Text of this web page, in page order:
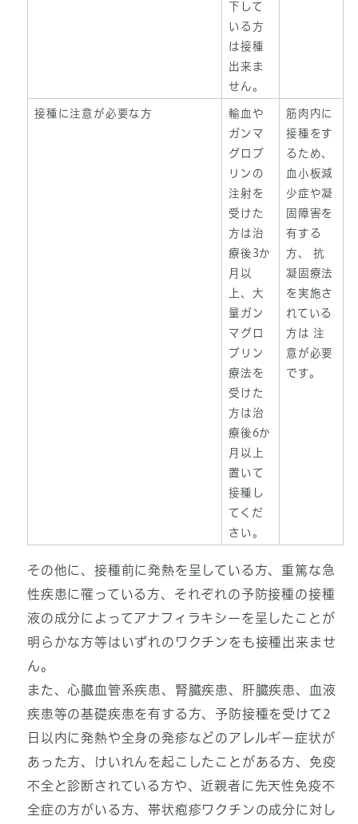
下して
いる方
は接種
出来ま
せん。
接種に注意が必要な方
輸血や
ガンマ
グロブ
リンの
注射を
受けた
方は治
療後3か
月以
上、大
量ガン
マグロ
ブリン
療法を
受けた
方は治
療後6か
月以上
置いて
接種し
てくだ
さい。
筋肉内に
接種をす
るため、
血小板減
少症や凝
固障害を
有する
方、 抗
凝固療法
を実施さ
れている
方は 注
意が必要
です。
その他に、接種前に発熱を呈している方、重篤な急
性疾患に罹っている方、それぞれの予防接種の接種
液の成分によってアナフィラキシーを呈したことが
明らかな方等はいずれのワクチンをも接種出来ませ
ん。
また、心臓血管系疾患、腎臓疾患、肝臓疾患、血液
疾患等の基礎疾患を有する方、予防接種を受けて2
日以内に発熱や全身の発疹などのアレルギー症状が
あった方、けいれんを起こしたことがある方、免疫
不全と診断されている方や、近親者に先天性免疫不
全症の方がいる方、帯状疱疹ワクチンの成分に対し